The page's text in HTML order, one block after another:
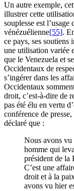
Un autre exemple,
illustrer cette
souplesse est l’usage
vénézuélienne[55].
ce pays, ses
une utilisation variée
que le Venezuela et
Occidentaux de
s’ingérer dans les
Occidentaux
droit, c’est-à-dire de
pas été élu en vertu
conférence de
déclaré que :
Nous avons vu
homme qui
président de la
C’est une
droit et à la
avons vu hier